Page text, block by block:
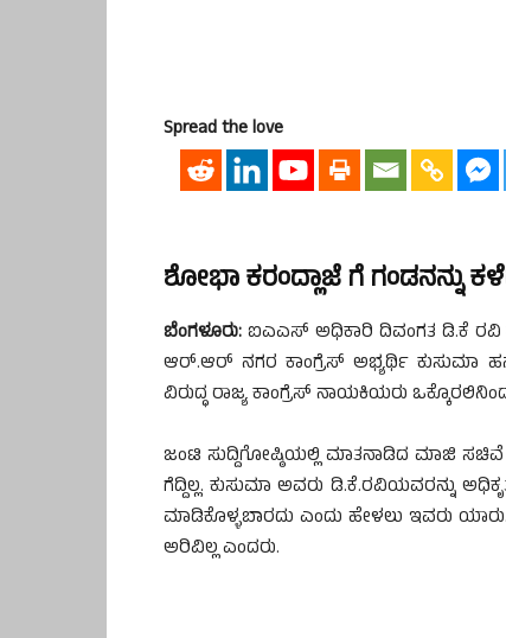
Spread the love
ಶೋಭಾ ಕರಂದ್ಲಾಜೆ ಗೆ
ಬೆಂಗಳೂರು: ಐಎಎಸ್ ಅಧಿಕಾರಿ ದಿವಂಗತ ಡಿ.ಕೆ ರವಿ
ಆರ್.ಆರ್ ನಗರ ಕಾಂಗ್ರೆಸ್ ಅಭ್ಯರ್ಥಿ ಕುಸುಮಾ
ವಿರುದ್ಧ ರಾಜ್ಯ ಕಾಂಗ್ರೆಸ್ ನಾಯಕಿಯರು
ಜಂಟಿ ಸುದ್ದಿಗೋಷ್ಠಿಯಲ್ಲಿ ಮಾತನಾಡಿದ ಮಾಜಿ
ಗೆದ್ದಿಲ್ಲ. ಕುಸುಮಾ ಅವರು ಡಿ.ಕೆ.ರವಿಯವರನ್ನು
ಮಾಡಿಕೊಳ್ಳಬಾರದು ಎಂದು ಹೇಳಲು ಇವರು
ಅರಿವಿಲ್ಲ ಎಂದರು.